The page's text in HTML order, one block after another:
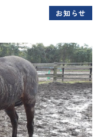
お知らせ